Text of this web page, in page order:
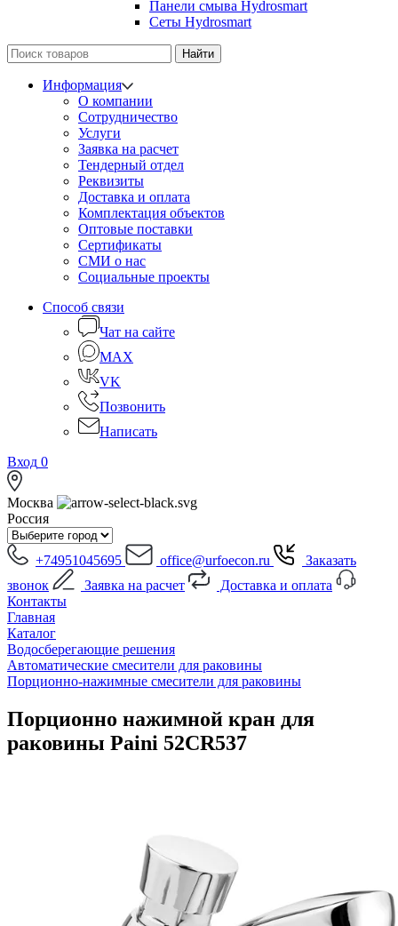
Панели смыва Hydrosmart
Сеты Hydrosmart
Найти
Информация
О компании
Сотрудничество
Услуги
Заявка на расчет
Тендерный отдел
Реквизиты
Доставка и оплата
Комплектация объектов
Оптовые поставки
Сертификаты
СМИ о нас
Социальные проекты
Способ связи
Чат на сайте
MAX
VK
Позвонить
Написать
Вход 0
Москва
Россия
+74951045695 office@urfoecon.ru
Заказать
звонок
Заявка на расчет
Доставка и оплата
Контакты
Главная
Каталог
Водосберегающие решения
Автоматические смесители для раковины
Порционно-нажимные смесители для раковины
Порционно нажимной кран для
раковины Paini 52CR537